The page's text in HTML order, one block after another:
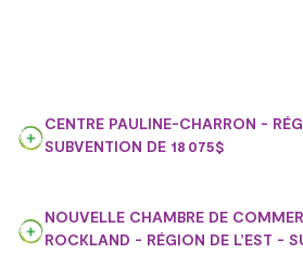
CENTRE PAULINE-CHARRON -
SUBVENTION DE 18 075$
NOUVELLE CHAMBRE DE
ROCKLAND - RÉGION DE L’EST -